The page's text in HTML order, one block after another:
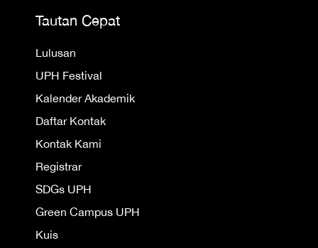
Tautan Cepat
Lulusan
UPH Festival
Kalender Akademik
Daftar Kontak
Kontak Kami
Registrar
SDGs UPH
Green Campus UPH
Kuis